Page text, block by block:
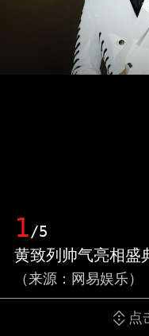
1/5
黄致列帅气亮相盛
（来源：网易娱乐）
点